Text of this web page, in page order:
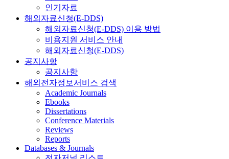
인기자료
해외자료신청(E-DDS)
해외자료신청(E-DDS) 이용 방법
비용지원 서비스 안내
해외자료신청(E-DDS)
공지사항
공지사항
해외전자정보서비스 검색
Academic Journals
Ebooks
Dissertations
Conference Materials
Reviews
Reports
Databases & Journals